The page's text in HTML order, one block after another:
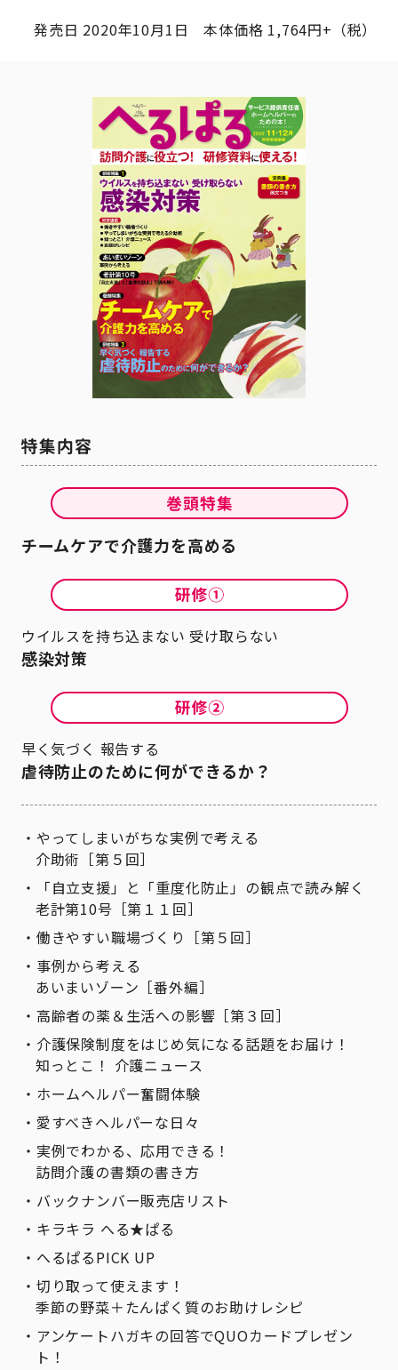
発売日 2020年10月1日 本体価格 1,764円+（税）
チームケアで介護力を高める
ウイルスを持ち込まない 受け取らない
感染対策
早く気づく 報告する
虐待防止のために何ができるか？
やってしまいがちな実例で考える
介助術［第５回］
「自立支援」と「重度化防止」の観点で読み解く
老計第10号［第１１回］
働きやすい職場づくり［第５回］
事例から考える
あいまいゾーン［番外編］
高齢者の薬＆生活への影響［第３回］
介護保険制度をはじめ気になる話題をお届け！
知っとこ！ 介護ニュース
ホームヘルパー奮闘体験
愛すべきヘルパーな日々
実例でわかる、応用できる！
訪問介護の書類の書き方
バックナンバー販売店リスト
キラキラ へる★ぱる
へるぱるPICK UP
切り取って使えます！
季節の野菜＋たんぱく質のお助けレシピ
アンケートハガキの回答でQUOカードプレゼン
ト！